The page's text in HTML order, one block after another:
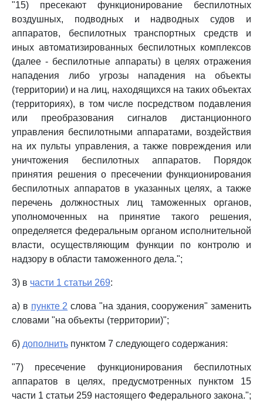
"15) пресекают функционирование беспилотных
воздушных, подводных и надводных судов и
аппаратов, беспилотных транспортных средств и
иных автоматизированных беспилотных комплексов
(далее - беспилотные аппараты) в целях отражения
нападения либо угрозы нападения на объекты
(территории) и на лиц, находящихся на таких объектах
(территориях), в том числе посредством подавления
или преобразования сигналов дистанционного
управления беспилотными аппаратами, воздействия
на их пульты управления, а также повреждения или
уничтожения беспилотных аппаратов. Порядок
принятия решения о пресечении функционирования
беспилотных аппаратов в указанных целях, а также
перечень должностных лиц таможенных органов,
уполномоченных на принятие такого решения,
определяется федеральным органом исполнительной
власти, осуществляющим функции по контролю и
надзору в области таможенного дела.";
3) в части 1 статьи 269:
а) в пункте 2 слова "на здания, сооружения" заменить
словами "на объекты (территории)";
б) дополнить пунктом 7 следующего содержания:
"7) пресечение функционирования беспилотных
аппаратов в целях, предусмотренных пунктом 15
части 1 статьи 259 настоящего Федерального закона.";